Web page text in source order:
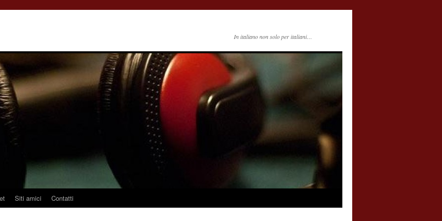
In italiano non solo per italiani…
Siti amici Contatti